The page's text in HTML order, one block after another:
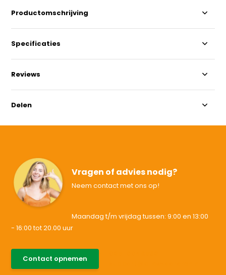
Productomschrijving
Specificaties
Reviews
Delen
Vragen of advies nodig?
Neem contact met ons op!
Maandag t/m vrijdag tussen: 9:00 en 13:00
- 16:00 tot 20.00 uur
Contact opnemen